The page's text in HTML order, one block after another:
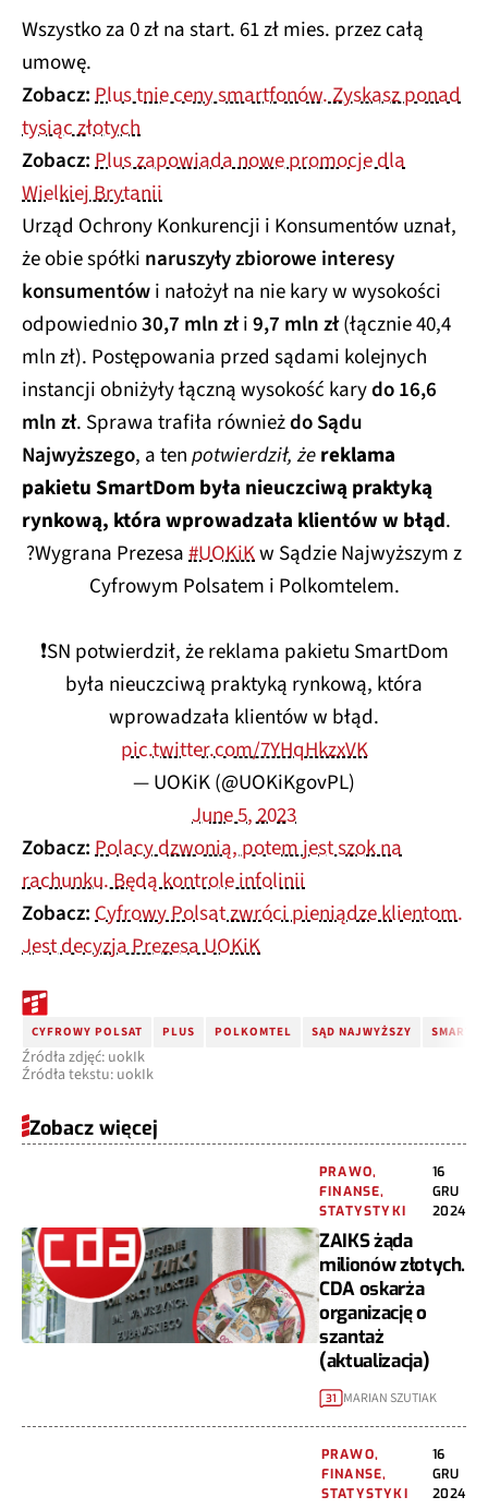
Wszystko za 0 zł na start. 61 zł mies. przez całą
umowę.
Zobacz:Plus tnie ceny smartfonów. Zyskasz ponad
tysiąc złotych
Zobacz:Plus zapowiada nowe promocje dla
Wielkiej Brytanii
Urząd Ochrony Konkurencji i Konsumentów uznał,
że obie spółki naruszyły zbiorowe interesy
konsumentówi nałożył na nie kary w wysokości
odpowiednio30,7 mln złi9,7 mln zł(łącznie 40,4
mln zł). Postępowania przed sądami kolejnych
instancji obniżyły łączną wysokość karydo 16,6
mln zł. Sprawa trafiła równieżdo Sądu
Najwyższego, a tenpotwierdził, żereklama
pakietu SmartDom była nieuczciwą praktyką
rynkową, która wprowadzała klientów w błąd.
?Wygrana Prezesa#UOKiKw Sądzie Najwyższym z
Cyfrowym Polsatem i Polkomtelem.
❗️SN potwierdził, że reklama pakietu SmartDom
była nieuczciwą praktyką rynkową, która
wprowadzała klientów w błąd.
pic.twitter.com/7YHqHkzxVK
— UOKiK (@UOKiKgovPL)
June 5, 2023
Zobacz:Polacy dzwonią, potem jest szok na
rachunku. Będą kontrole infolinii
Zobacz:Cyfrowy Polsat zwróci pieniądze klientom.
Jest decyzja Prezesa UOKiK
CYFROWY POLSAT PLUS POLKOMTEL SĄD NAJWYŻSZY
Źródła zdjęć: uokIk
Źródła tekstu: uokIk
Zobacz więcej
PRAWO,
FINANSE,
STATYSTYKI
16
GRU
2024
ZAIKS żąda
milionów złotych.
CDA oskarża
organizację o
szantaż
(aktualizacja)
31 MARIAN SZUTIAK
PRAWO,
FINANSE,
STATYSTYKI
16
GRU
2024